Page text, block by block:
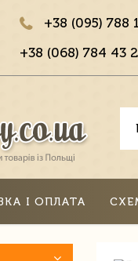
+38 (095) 788
+38 (068) 784 43
І ОПЛАТА